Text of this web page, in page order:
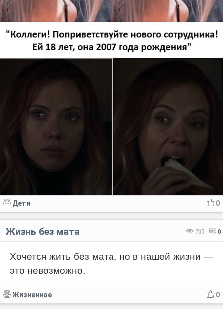
0
Дети
795 0
Жизнь без мата
Хочется жить без мата, но в нашей жизни —
это невозможно.
0
Жизненное